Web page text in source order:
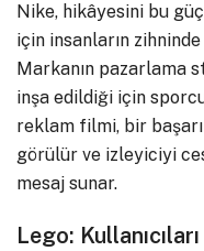
Nike, hikâyesini bu
için insanların
Markanın pazarlama
inşa edildiği için
reklam filmi, bir
görülür ve izleyiciyi
mesaj sunar.
Lego: